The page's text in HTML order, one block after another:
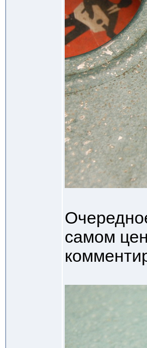
самом